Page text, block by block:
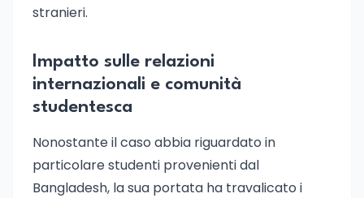
stranieri.
Impatto sulle relazioni
internazionali e comunità
studentesca
Nonostante il caso abbia riguardato in
particolare studenti provenienti dal
Bangladesh, la sua portata ha travalicato i